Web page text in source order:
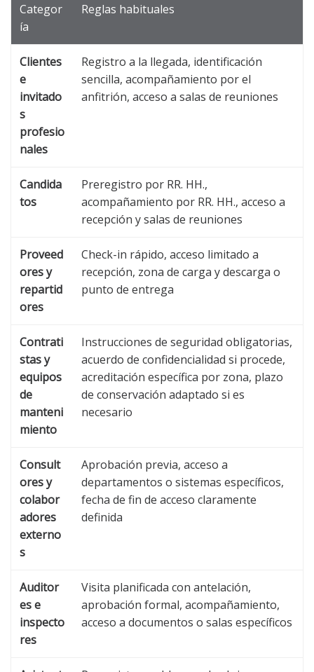
Categor
ía
Reglas habituales
Clientes
e
invitado
s
profesio
nales
Registro a la llegada, identificación
sencilla, acompañamiento por el
anfitrión, acceso a salas de reuniones
Candida
tos
Preregistro por RR. HH.,
acompañamiento por RR. HH., acceso a
recepción y salas de reuniones
Proveed
ores y
repartid
ores
Check-in rápido, acceso limitado a
recepción, zona de carga y descarga o
punto de entrega
Contrati
stas y
equipos
de
manteni
miento
Instrucciones de seguridad obligatorias,
acuerdo de confidencialidad si procede,
acreditación específica por zona, plazo
de conservación adaptado si es
necesario
Consult
ores y
colabor
adores
externo
s
Aprobación previa, acceso a
departamentos o sistemas específicos,
fecha de fin de acceso claramente
definida
Auditor
es e
inspecto
res
Visita planificada con antelación,
aprobación formal, acompañamiento,
acceso a documentos o salas específicos